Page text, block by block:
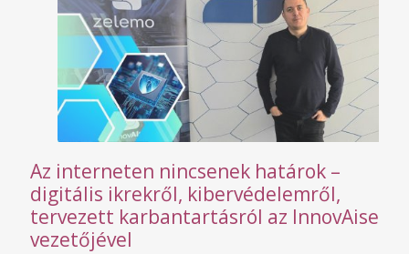
Az interneten nincsenek határok –
digitális ikrekről, kibervédelemről,
tervezett karbantartásról az InnovAise
vezetőjével